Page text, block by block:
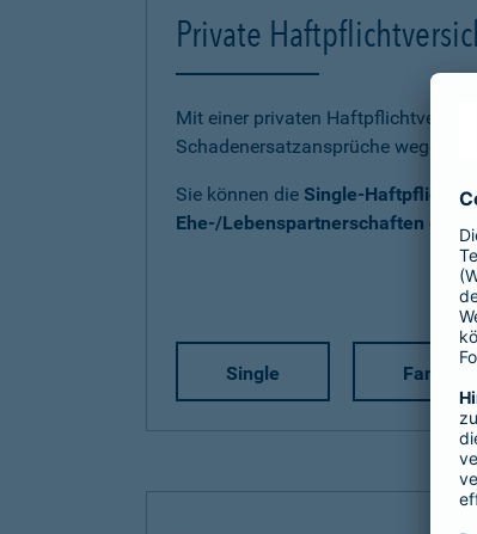
Private
Mit einer privaten
Schadenersatzansprüche wegen
Sie können die Single-Haftpflicht ,
Ehe-/Lebenspartnerschaften ohne
Single Familie